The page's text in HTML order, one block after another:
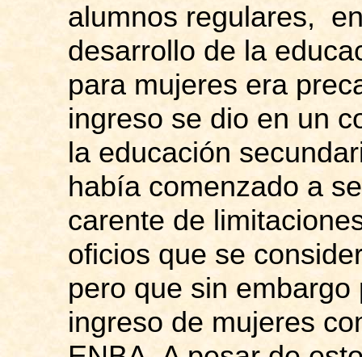
alumnos regulares,
desarrollo de la
para mujeres era
ingreso se dio en un
la educación
había comenzado a
carente de
oficios que se
pero que sin
ingreso de mujeres